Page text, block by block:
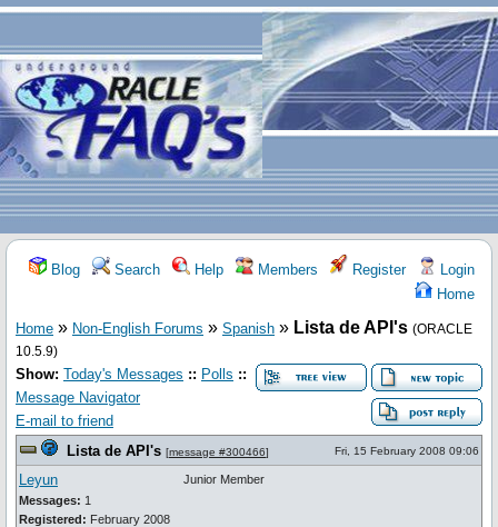
Blog Search Help Members Register
Login
Home
Home » Non-English Forums » Spanish » Lista de API's (ORACLE
10.5.9)
Show: Today's Messages :: Polls ::
Message Navigator
E-mail to friend
Lista de API's [message #300466] Fri, 15 February 2008 09:06
Leyun
Messages: 1
Registered: February 2008
Junior Member